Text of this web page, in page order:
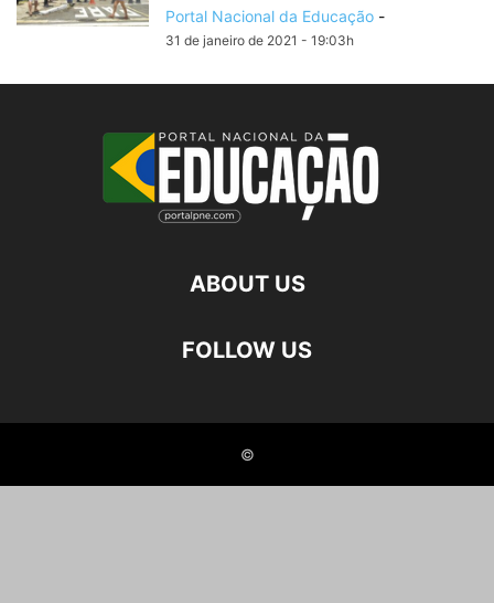
Portal Nacional da Educação -
31 de janeiro de 2021 - 19:03h
ABOUT US
FOLLOW US
©